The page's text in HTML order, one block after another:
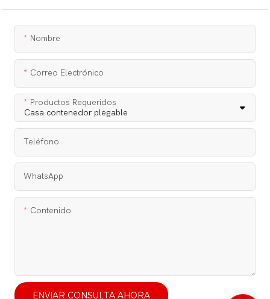
Nombre
Correo Electrónico
Productos Requeridos
Teléfono
WhatsApp
Contenido
ENVIAR CONSULTA AHORA